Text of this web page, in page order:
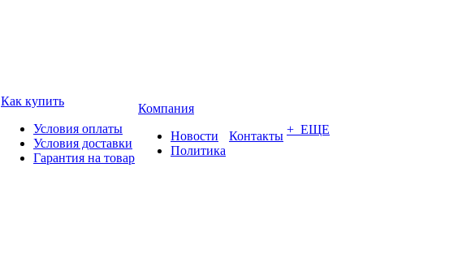
Как купить
Условия оплаты
Условия доставки
Гарантия на товар
Компания
Новости
Политика
Контакты + ЕЩЕ